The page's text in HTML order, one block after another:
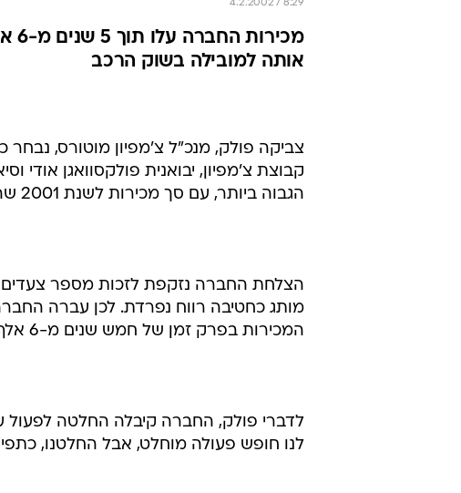
4.2.2002 / 8:29
אותה למובילה בשוק הרכב
צביקה פולק, מנכ"ל צ'מפיון מוטורס,
קבוצת צ'מפיון, יבואנית פולקסוואגן
הגבוה ביותר, עם סך מכירות לשנת 2001 שהגיע ל-26 אלף מכוניות.
הצלחת החברה נזקפת לזכות מספר צעדים
מותג כחטיבה רווח נפרדת. לכן עברה
המכירות בפרק זמן של חמש שנים מ-6 אלף מכוניות לכמעט 26 אלף בשנה.
לדברי פולק, החברה קיבלה החלטה לפעול
לנו חופש פעולה מוחלט, אבל החלטנו,